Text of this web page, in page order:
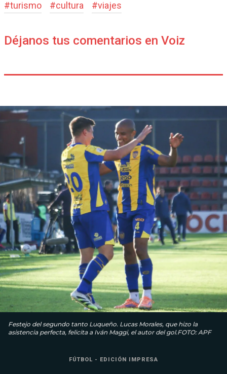
#turismo #cultura #viajes
Déjanos tus comentarios en Voiz
Festejo del segundo tanto Luqueño. Lucas Morales, que hizo la
asistencia perfecta, felicita a Iván Maggi, el autor del gol.FOTO: APF
FÚTBOL - EDICIÓN IMPRESA